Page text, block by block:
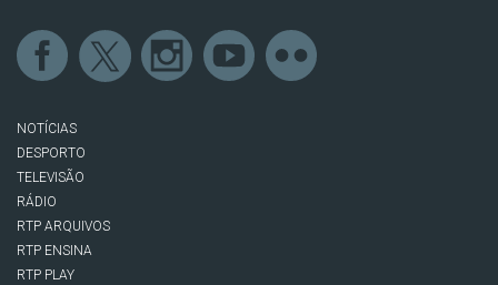
NOTÍCIAS
DESPORTO
TELEVISÃO
RÁDIO
RTP ARQUIVOS
RTP ENSINA
RTP PLAY